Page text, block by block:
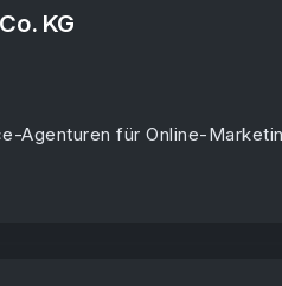
KG
Agenturen für Online-